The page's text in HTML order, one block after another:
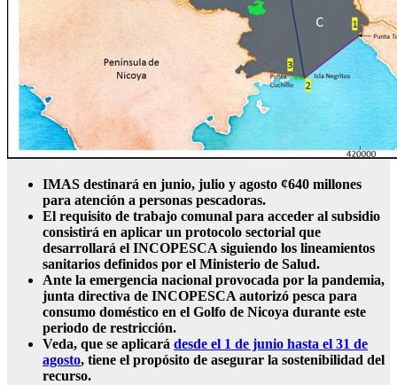
IMAS destinará en junio, julio y agosto ¢640 millones
para atención a personas pescadoras.
El requisito de trabajo comunal para acceder al subsidio
consistirá en aplicar un protocolo sectorial que
desarrollará el INCOPESCA siguiendo los lineamientos
sanitarios definidos por el Ministerio de Salud.
Ante la emergencia nacional provocada por la pandemia,
junta directiva de INCOPESCA autorizó pesca para
consumo doméstico en el Golfo de Nicoya durante este
periodo de restricción.
Veda, que se aplicará desde el 1 de junio hasta el 31 de
agosto, tiene el propósito de asegurar la sostenibilidad del
recurso.